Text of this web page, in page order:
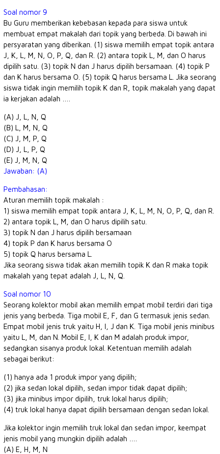
Soal nomor 9
Bu Guru memberikan kebebasan kepada para siswa untuk
membuat empat makalah dari topik yang berbeda. Di bawah ini
persyaratan yang diberikan. (1) siswa memilih empat topik antara
J, K, L, M, N, O, P, Q, dan R. (2) antara topik L, M, dan O harus
dipilih satu. (3) topik N dan J harus dipilih bersamaan. (4) topik P
dan K harus bersama O. (5) topik Q harus bersama L. Jika seorang
siswa tidak ingin memilih topik K dan R, topik makalah yang dapat
ia kerjakan adalah ….
(A) J, L, N, Q
(B) L, M, N, Q
(C) J, M, P, Q
(D) J, L, P, Q
(E) J, M, N, Q
Jawaban: (A)
Pembahasan:
Aturan memilih topik makalah :
1) siswa memilih empat topik antara J, K, L, M, N, O, P, Q, dan R.
2) antara topik L, M, dan O harus dipilih satu.
3) topik N dan J harus dipilih bersamaan
4) topik P dan K harus bersama O
5) topik Q harus bersama L.
Jika seorang siswa tidak akan memilih topik K dan R maka topik
makalah yang tepat adalah J, L, N, Q.
Soal nomor 10
Seorang kolektor mobil akan memilih empat mobil terdiri dari tiga
jenis yang berbeda. Tiga mobil E, F, dan G termasuk jenis sedan.
Empat mobil jenis truk yaitu H, I, J dan K. Tiga mobil jenis minibus
yaitu L, M, dan N. Mobil E, I, K dan M adalah produk impor,
sedangkan sisanya produk lokal. Ketentuan memilih adalah
sebagai berikut:
(1) hanya ada 1 produk impor yang dipilih;
(2) jika sedan lokal dipilih, sedan impor tidak dapat dipilih;
(3) jika minibus impor dipilih, truk lokal harus dipilih;
(4) truk lokal hanya dapat dipilih bersamaan dengan sedan lokal.
Jika kolektor ingin memilih truk lokal dan sedan impor, keempat
jenis mobil yang mungkin dipilih adalah ….
(A) E, H, M, N